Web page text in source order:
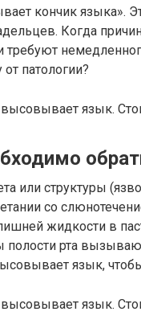
кончик языка».
Когда
требуют
патологии?
или структуры
со
жидкости в
рта
язык,